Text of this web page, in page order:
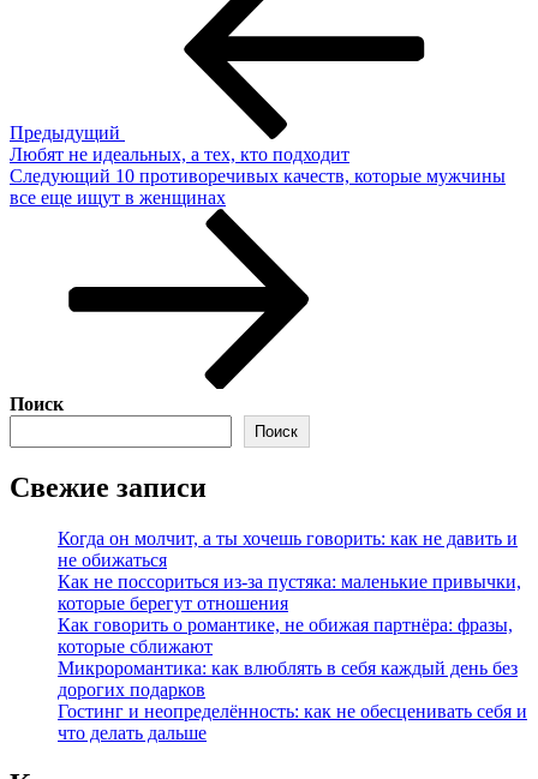
мы
время
Предыдущий
Любят не идеальных, а тех, кто подходит
Следующая
запись
Следующий 10 противоречивых качеств, которые мужчины
все еще ищут в женщинах
Поиск
Поиск
Свежие записи
Когда он молчит, а ты хочешь говорить: как не давить и
не обижаться
Как не поссориться из‑за пустяка: маленькие привычки,
которые берегут отношения
Как говорить о романтике, не обижая партнёра: фразы,
которые сближают
Микроромантика: как влюблять в себя каждый день без
дорогих подарков
Гостинг и неопределённость: как не обесценивать себя и
что делать дальше